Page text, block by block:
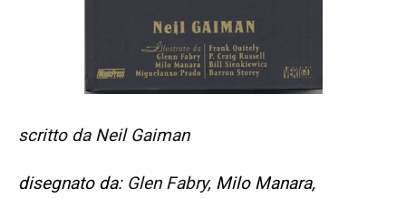
scritto da Neil Gaiman
disegnato da: Glen Fabry, Milo Manara,